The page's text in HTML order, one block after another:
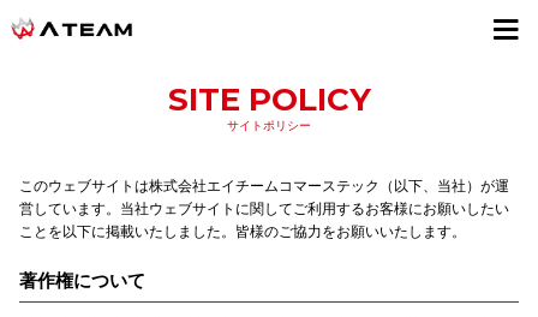
採用情報
SITE POLICY
サイトポリシー
このウェブサイトは株式会社エイチームコマーステック（以下、当社）が運
営しています。当社ウェブサイトに関してご利用するお客様にお願いしたい
ことを以下に掲載いたしました。皆様のご協力をお願いいたします。
著作権について